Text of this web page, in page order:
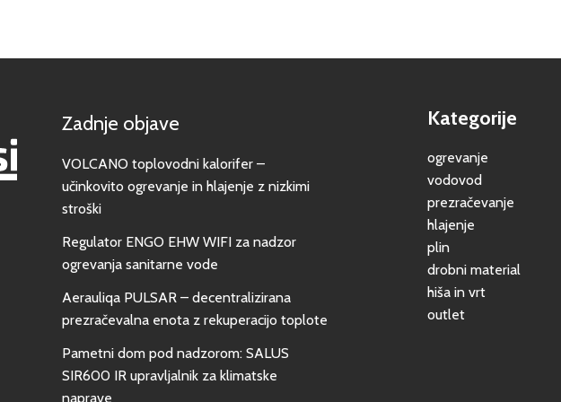
Zadnje objave
VOLCANO toplovodni kalorifer –
učinkovito ogrevanje in hlajenje z nizkimi
stroški
Regulator ENGO EHW WIFI za nadzor
ogrevanja sanitarne vode
Aerauliqa PULSAR – decentralizirana
prezračevalna enota z rekuperacijo toplote
Pametni dom pod nadzorom: SALUS
SIR600 IR upravljalnik za klimatske
naprave
Kategorije
ogrevanje
vodovod
prezračevanje
hlajenje
plin
drobni material
hiša in vrt
outlet